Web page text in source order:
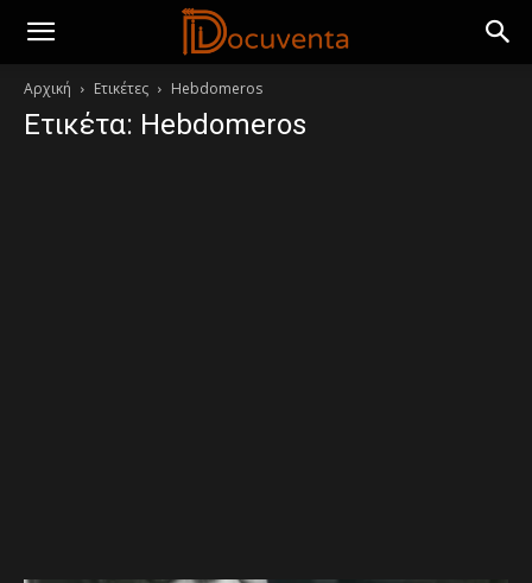
Αρχική Ετικέτες Hebdomeros
Ετικέτα: Hebdomeros